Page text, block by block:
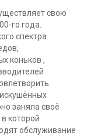
свою
го года.
спектра
коньков ,
заняла своё
которой
обслуживание